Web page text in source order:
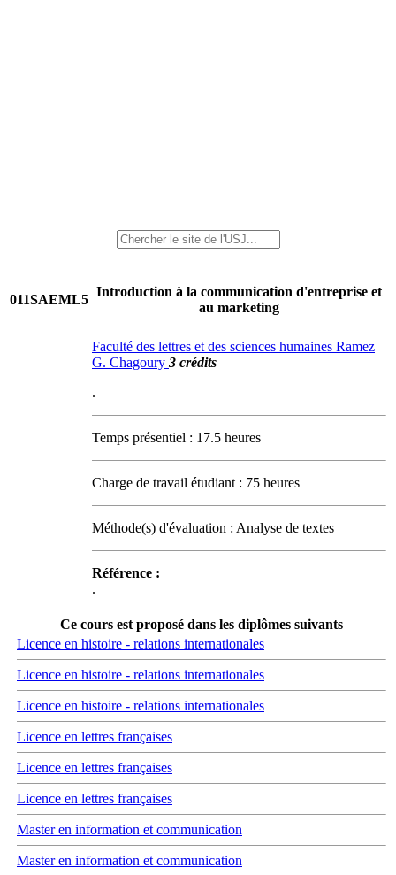
011SAEML5
Introduction à la communication d'entreprise et
au marketing
Faculté des lettres et des sciences humaines Ramez
G. Chagoury 3 crédits
.
Temps présentiel : 17.5 heures
Charge de travail étudiant : 75 heures
Méthode(s) d'évaluation : Analyse de textes
Référence :
.
Ce cours est proposé dans les diplômes suivants
Licence en histoire - relations internationales
Licence en histoire - relations internationales
Licence en histoire - relations internationales
Licence en lettres françaises
Licence en lettres françaises
Licence en lettres françaises
Master en information et communication
Master en information et communication